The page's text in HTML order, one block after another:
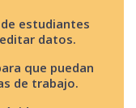
estudiantes
datos.
que puedan
de trabajo.